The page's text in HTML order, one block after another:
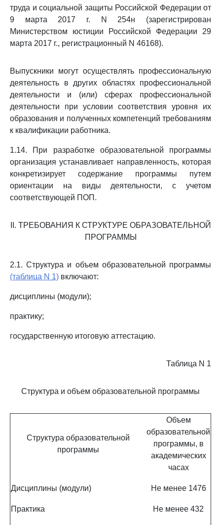
труда и социальной защиты Российской Федерации от
9 марта 2017 г. N 254н (зарегистрирован
Министерством юстиции Российской Федерации 29
марта 2017 г., регистрационный N 46168).
Выпускники могут осуществлять профессиональную
деятельность в других областях профессиональной
деятельности и (или) сферах профессиональной
деятельности при условии соответствия уровня их
образования и полученных компетенций требованиям
к квалификации работника.
1.14. При разработке образовательной программы
организация устанавливает направленность, которая
конкретизирует содержание программы путем
ориентации на виды деятельности, с учетом
соответствующей ПОП.
II. ТРЕБОВАНИЯ К СТРУКТУРЕ ОБРАЗОВАТЕЛЬНОЙ
ПРОГРАММЫ
2.1. Структура и объем образовательной программы
(таблица N 1) включают:
дисциплины (модули);
практику;
государственную итоговую аттестацию.
Таблица N 1
Структура и объем образовательной программы
Структура образовательной
программы
Объем
образовательной
программы, в
академических
часах
Дисциплины (модули) Не менее 1476
Практика Не менее 432